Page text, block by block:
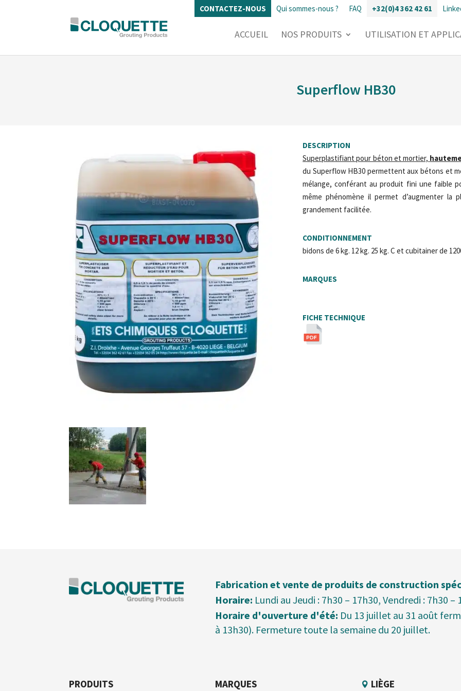
CONTACTEZ-NOUS Qui sommes-nous ? FAQ +32(0)4 362 42 61
ACCUEIL NOS PRODUITS UTILISATION ET
Superflow HB30
DESCRIPTION
Superplastifiant pour béton et mortier,
du Superflow HB30 permettent aux bétons et
mélange, conférant au produit fini une faible
même phénomène il permet d’augmenter la
grandement facilitée.
CONDITIONNEMENT
bidons de 6 kg. 12 kg. 25 kg. C et cubitainer de
MARQUES
FICHE TECHNIQUE
Fabrication et vente de produits de construction
Horaire: Lundi au Jeudi : 7h30 – 17h30, Vendredi : 7h30
Horaire d'ouverture d'été: Du 13 juillet au 31 août
à 13h30). Fermeture toute la semaine du 20 juillet.
PRODUITS MARQUES LIÈGE